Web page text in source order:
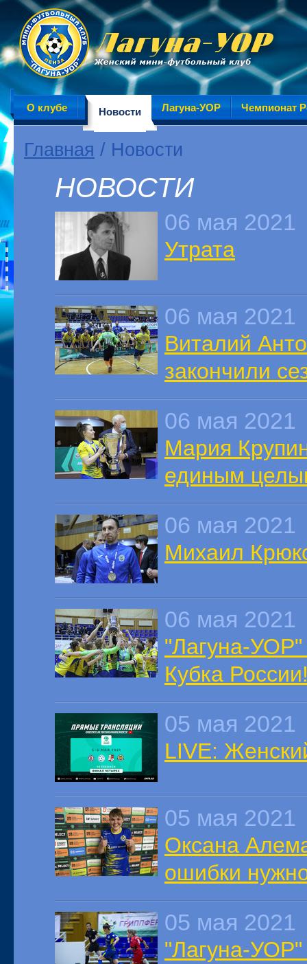
О клубе Новости Лагуна-УОР Чемпионат
Главная / Новости
НОВОСТИ
06 мая 2021
Утрата
06 мая 2021
Виталий
закончили
06 мая 2021
Мария
единым
06 мая 2021
Михаил
06 мая 2021
"Лагуна-УОР"
Кубка
05 мая 2021
LIVE:
05 мая 2021
Оксана
ошибки
05 мая 2021
"Лагуна-